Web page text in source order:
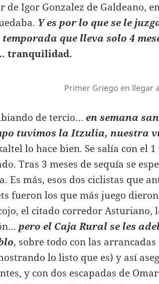
de Igor Gonzalez de Galdeano,
Y es por lo que se le
que lleva solo 4
tranquilidad.
Primer Griego en llegar
de tercio…en semana
tuvimos la Itzulia, nuestra
lo hace bien. Se salía con el
Tras 3 meses de sequía se
Es más, esos dos ciclistas que
fueron los que más juego
el citado corredor Asturiano,
pero el Caja Rural se les
, sobre todo con las
lo listo que es) y así
y con dos escapadas de